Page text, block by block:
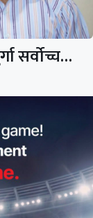
सर्वोच्च…